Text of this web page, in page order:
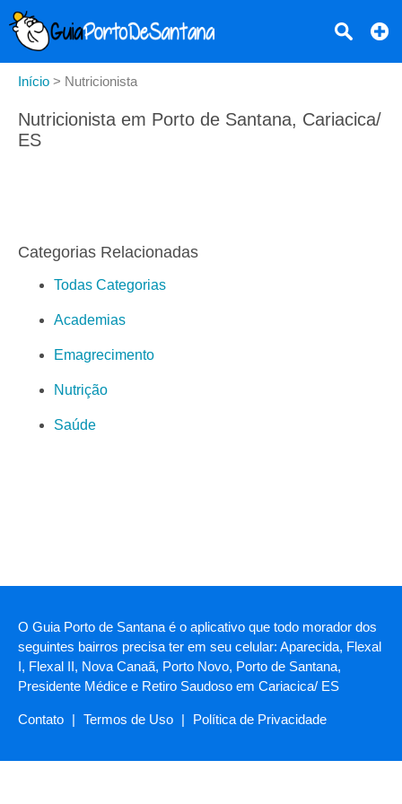
Início > Nutricionista
Nutricionista em Porto de Santana, Cariacica/
ES
Categorias Relacionadas
Todas Categorias
Academias
Emagrecimento
Nutrição
Saúde
O Guia Porto de Santana é o aplicativo que todo morador dos
seguintes bairros precisa ter em seu celular: Aparecida, Flexal
I, Flexal II, Nova Canaã, Porto Novo, Porto de Santana,
Presidente Médice e Retiro Saudoso em Cariacica/ ES
Contato | Termos de Uso | Política de Privacidade